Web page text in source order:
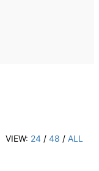
VIEW: 24 / 48 / ALL